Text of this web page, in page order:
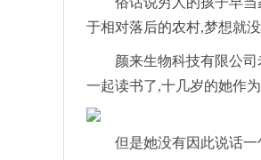
于相对落后的农村,梦想就
颜来生物科技有限公
一起读书了,十几岁的她作
但是她没有因此说话